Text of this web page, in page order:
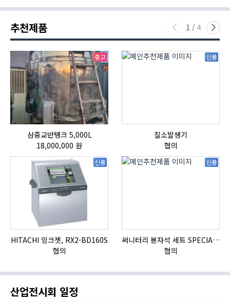
추천제품 1 / 4
중고
삼중교반탱크 5,000L
18,000,000 원
신품
질소발생기
협의
신품
HITACHI 잉크젯, RX2-BD160S
협의
신품
써니터리 봉자석 세트 SPECIAL , 봉자석 , 자석봉 , 호퍼용자석 , 전자석
협의
산업전시회 일정